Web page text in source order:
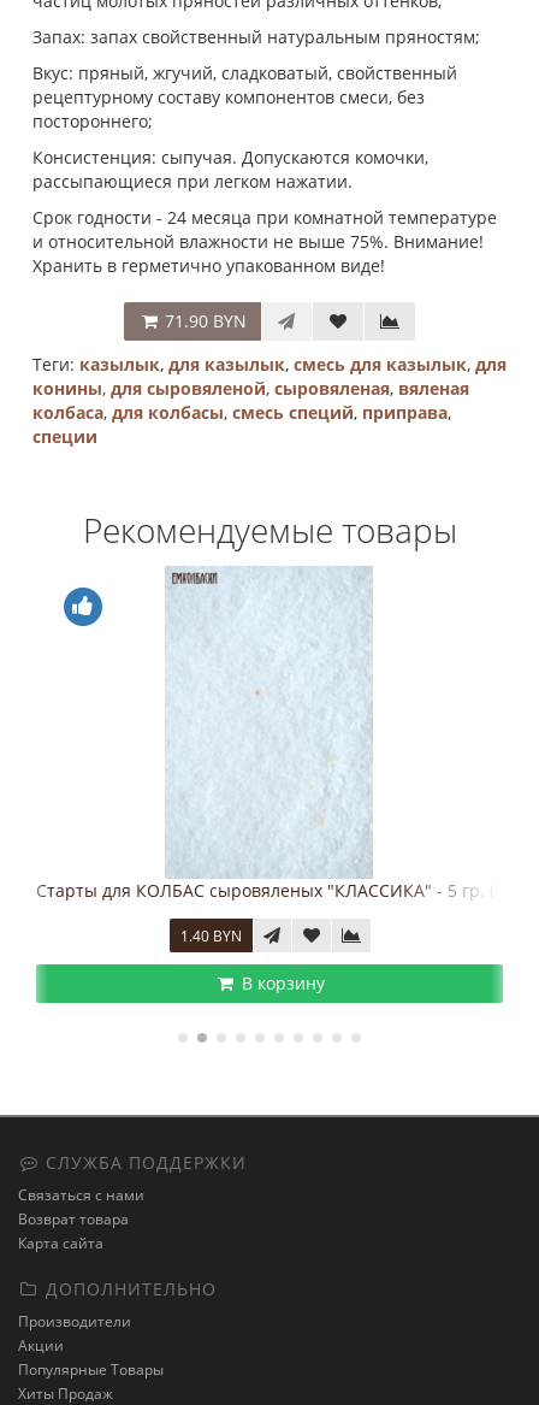
Запах: запах свойственный натуральным пряностям;
Вкус: пряный, жгучий, сладковатый, свойственный
рецептурному составу компонентов смеси, без
постороннего;
Консистенция: сыпучая. Допускаются комочки,
рассыпающиеся при легком нажатии.
Срок годности - 24 месяца при комнатной температуре
и относительной влажности не выше 75%. Внимание!
Хранить в герметично упакованном виде!
71.90 BYN
Теги: казылык, для казылык, смесь для казылык, для
конины, для сыровяленой, сыровяленая, вяленая
колбаса, для колбасы, смесь специй, приправа,
специи
Рекомендуемые товары
Старты для КОЛБАС сыровяленых "КЛАССИКА" - 5 гр. (на 1
1.40 BYN
В корзину
СЛУЖБА ПОДДЕРЖКИ
Связаться с нами
Возврат товара
Карта сайта
ДОПОЛНИТЕЛЬНО
Производители
Акции
Популярные Товары
Хиты Продаж